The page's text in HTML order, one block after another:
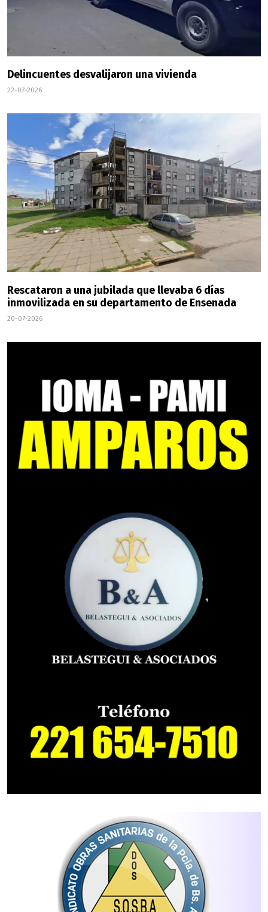
Delincuentes desvalijaron una vivienda
22-07-2026
Rescataron a una jubilada que llevaba 6 días
inmovilizada en su departamento de Ensenada
20-07-2026